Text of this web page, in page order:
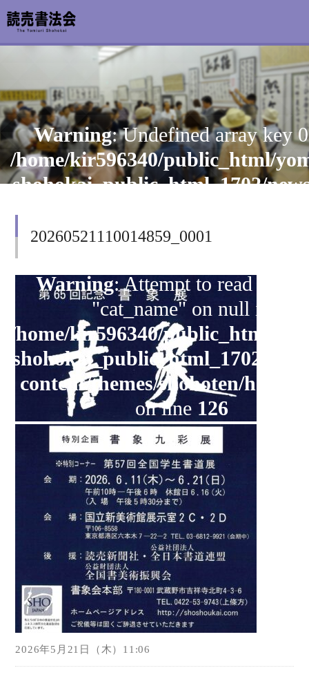
Warning: Undefined array key
/home/kir596340/public_html/
shohokai_public_html_1702/
on line126
Warning: Attempt to read
"cat_name" on null in
/home/kir596340/public_html/
shohokai_public_html_1702/
content/themes/shohoten/
on line 126
20260521110014859_0001
2026年5月21日（木）11:06
お知らせ
読売書法会について
読売書法展
関連書道展
書道教室検索
デジタルアーカイブ
オンラインショップ
お問い合わせ